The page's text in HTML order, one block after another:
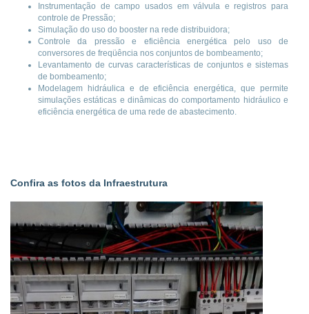
Instrumentação de campo usados em válvula e registros para
controle de Pressão;
Simulação do uso do booster na rede distribuidora;
Controle da pressão e eficiência energética pelo uso de
conversores de freqüência nos conjuntos de bombeamento;
Levantamento de curvas características de conjuntos e sistemas
de bombeamento;
Modelagem hidráulica e de eficiência energética, que permite
simulações estáticas e dinâmicas do comportamento hidráulico e
eficiência energética de uma rede de abastecimento.
Confira as fotos da Infraestrutura